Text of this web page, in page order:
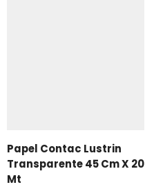
Papel Contac Lustrin
Transparente 45 Cm X 20
Mt